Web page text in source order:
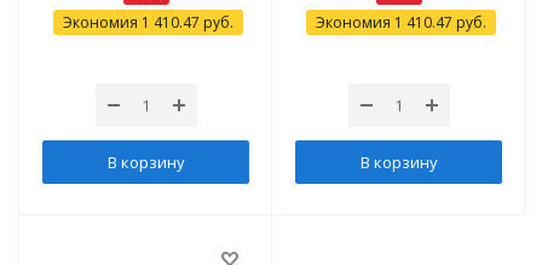
Экономия 1 410.47 руб.
В корзину
Экономия 1 410.47 руб.
В корзину